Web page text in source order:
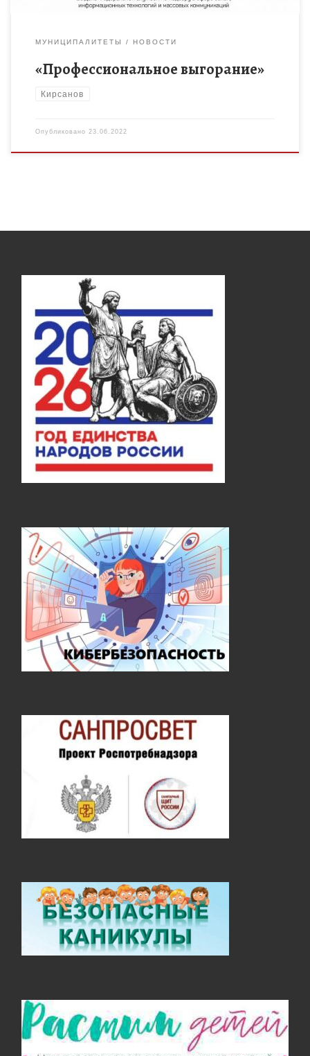
МУНИЦИПАЛИТЕТЫ НОВОСТИ
«Профессиональное выгорание»
Кирсанов
Опубликовано 23.06.2022